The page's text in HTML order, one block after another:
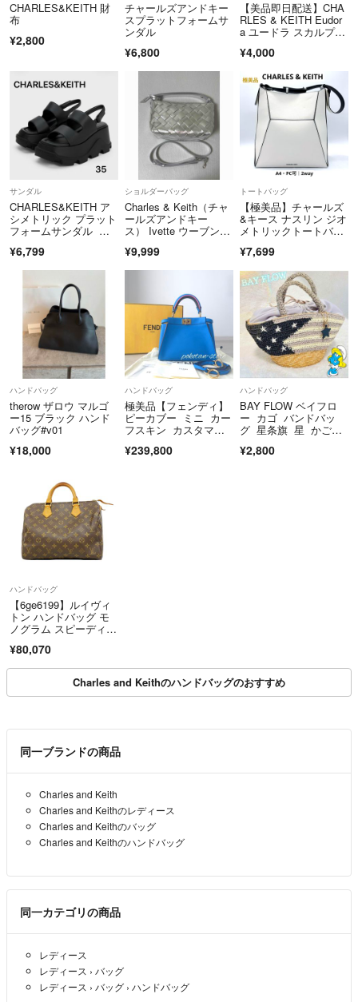
CHARLES&KEITH 財
布
¥2,800
チャールズアンドキー
スプラットフォームサ
ンダル
¥6,800
【美品即日配送】CHA
RLES & KEITH Eudor
a ユードラ スカルプチ
¥4,000
サンダル
CHARLES&KEITH ア
シメトリック プラット
フォームサンダル 厚
¥6,799
ショルダーバッグ
Charles & Keith（チャ
ールズアンドキー
ス） Ivette ウーブンシ
¥9,999
トートバッグ
【極美品】チャールズ
&キース ナスリン ジオ
メトリックトートバッ
¥7,699
ハンドバッグ
therow ザロウ マルゴ
ー15 ブラック ハンド
バッグ#v01
¥18,000
ハンドバッグ
極美品【フェンディ】
ピーカブー ミニ カー
フスキン カスタマイ
¥239,800
ハンドバッグ
BAY FLOW ベイフロ
ー カゴ バンドバッ
グ 星条旗 星 かごバ
¥2,800
ハンドバッグ
【6ge6199】ルイヴィ
トン ハンドバッグ モ
ノグラム スピーディ3
【中古】レディース
¥80,070
Charles and Keithのハンドバッグのおすすめ
同一ブランドの商品
Charles and Keith
Charles and Keithのレディース
Charles and Keithのバッグ
Charles and Keithのハンドバッグ
同一カテゴリの商品
レディース
レディース › バッグ
レディース › バッグ › ハンドバッグ